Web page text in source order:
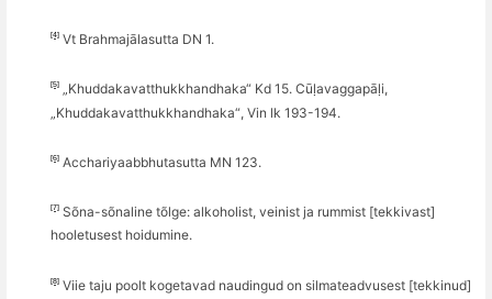
[4] Vt Brahmajālasutta DN 1.
[5] „Khuddakavatthukkhandhaka“ Kd 15. Cūḷavaggapāḷi,
„Khuddakavatthukkhandhaka“, Vin lk 193-194.
[6] Acchariyaabbhutasutta MN 123.
[7] Sõna-sõnaline tõlge: alkoholist, veinist ja rummist [tekkivast]
hooletusest hoidumine.
[8] Viie taju poolt kogetavad naudingud on silmateadvusest [tekkinud]